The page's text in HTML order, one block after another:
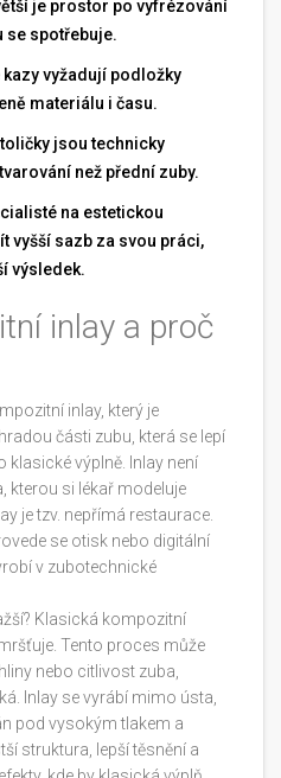
je prostor po vyfrézování
se spotřebuje.
kazy vyžadují podložky
materiálu i času.
jsou technicky
než přední zuby.
na estetickou
vyšší sazb za svou práci,
výsledek.
inlay a proč
inlay, který je
části zubu, která se lepí
klasické výplně. Inlay není
kterou si lékař modeluje
je tzv. nepřímá restaurace.
se otisk nebo digitální
v zubotechnické
Klasická kompozitní
Tento proces může
nebo citlivost zuba,
Inlay se vyrábí mimo ústa,
pod vysokým tlakem a
struktura, lepší těsnění a